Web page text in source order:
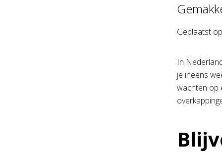
Geplaatst
In
je ineens
wachten op